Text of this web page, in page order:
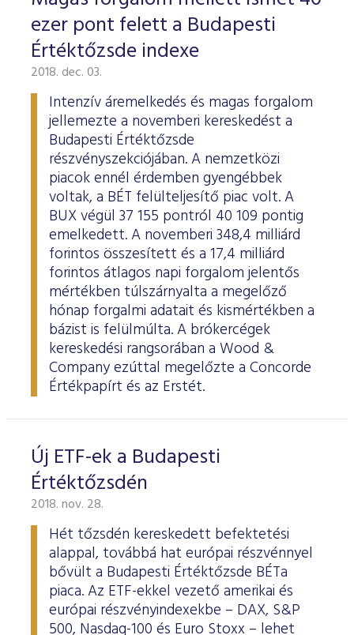
ESG Útmutató
ezer pont felett a Budapesti
Értéktőzsde indexe
2018. dec. 03.
Intenzív áremelkedés és magas forgalom
jellemezte a novemberi kereskedést a
Budapesti Értéktőzsde
részvényszekciójában. A nemzetközi
piacok ennél érdemben gyengébbek
voltak, a BÉT felülteljesítő piac volt. A
BUX végül 37 155 pontról 40 109 pontig
emelkedett. A novemberi 348,4 milliárd
forintos összesített és a 17,4 milliárd
forintos átlagos napi forgalom jelentős
mértékben túlszárnyalta a megelőző
hónap forgalmi adatait és kismértékben a
bázist is felülmúlta. A brókercégek
kereskedési rangsorában a Wood &
Company ezúttal megelőzte a Concorde
Értékpapírt és az Erstét.
Új ETF-ek a Budapesti
Értéktőzsdén
2018. nov. 28.
Hét tőzsdén kereskedett befektetési
alappal, továbbá hat európai részvénnyel
bővült a Budapesti Értéktőzsde BÉTa
piaca. Az ETF-ekkel vezető amerikai és
európai részvényindexekbe – DAX, S&P
500, Nasdaq-100 és Euro Stoxx – lehet